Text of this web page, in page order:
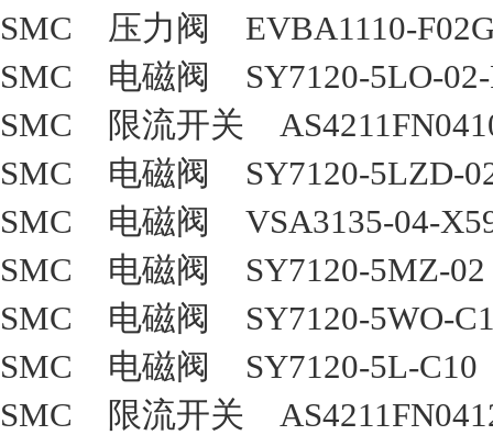
SMC 压力阀 EVBA1110-
SMC 电磁阀 SY7120-5LO-
SMC 限流开关
SMC 电磁阀 SY7120-5LZD-
SMC 电磁阀 VSA3135-04-
SMC 电磁阀 SY7120-5MZ-
SMC 电磁阀 SY7120-5WO-
SMC 电磁阀 SY7120-5L-
SMC 限流开关